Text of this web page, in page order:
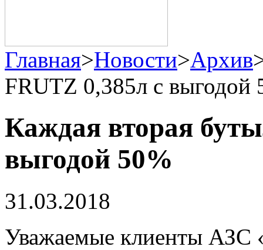
Главная>Новости>Архив
FRUTZ 0,385л с выгодой
Каждая вторая
выгодой 50%
31.03.2018
Уважаемые клиенты АЗС